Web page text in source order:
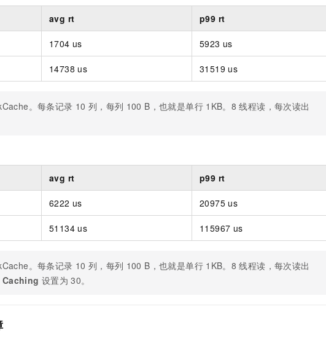
avg rt p99 rt
1704 us 5923 us
14738 us 31519 us
。每条记录 10 列，每列 100 B，也就是单行 1KB。8 线程读，每次读出
avg rt p99 rt
6222 us 20975 us
51134 us 115967 us
。每条记录 10 列，每列 100 B，也就是单行 1KB。8 线程读，每次读出
Caching 设置为 30。